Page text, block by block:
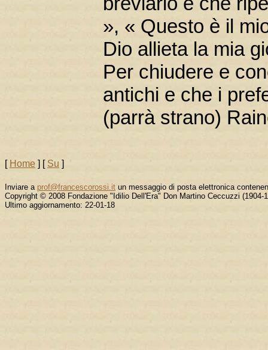
», « Questo è il
Dio allieta la mia
Per chiudere e
antichi e che i
(parrà strano)
[ Home ] [ Su ]
Inviare a prof@francescorossi.it un messaggio di posta elettronica
Copyright © 2008 Fondazione "Idilio Dell'Era" Don Martino Ceccuzzi (1904-
Ultimo aggiornamento: 22-01-18